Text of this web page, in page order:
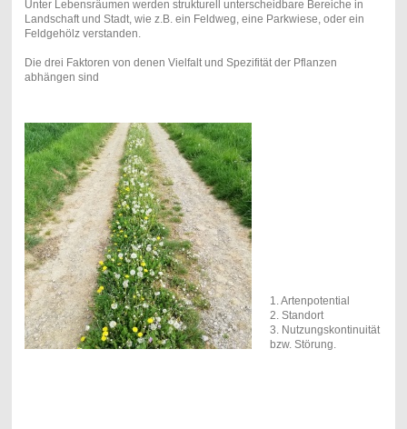
Unter Lebensräumen werden strukturell unterscheidbare Bereiche in
Landschaft und Stadt, wie z.B. ein Feldweg, eine Parkwiese, oder ein
Feldgehölz verstanden.
Die drei Faktoren von denen Vielfalt und Spezifität der Pflanzen
abhängen sind
1. Artenpotential
2. Standort
3. Nutzungskontinuität
bzw. Störung.